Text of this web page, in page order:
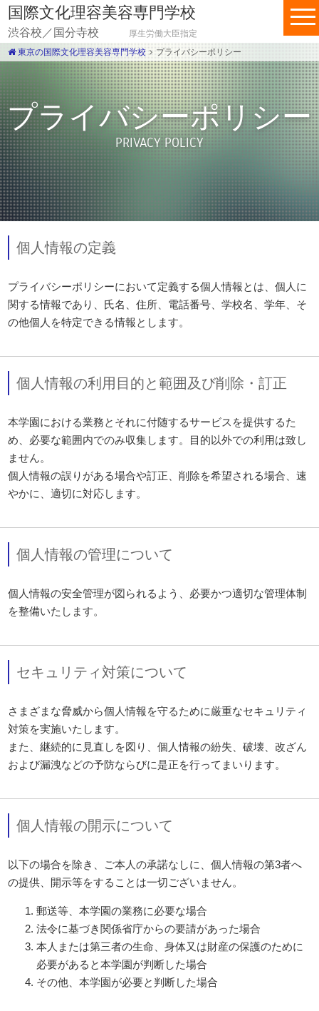
国際文化理容美容専門学校
渋谷校／国分寺校
厚生労働大臣指定
東京の国際文化理容美容専門学校
プライバシーポリシー
プライバシーポリシー
PRIVACY POLICY
個人情報の定義
プライバシーポリシーにおいて定義する個人情報とは、個人に
関する情報であり、氏名、住所、電話番号、学校名、学年、そ
の他個人を特定できる情報とします。
個人情報の利用目的と範囲及び削除・訂正
本学園における業務とそれに付随するサービスを提供するた
め、必要な範囲内でのみ収集します。目的以外での利用は致し
ません。
個人情報の誤りがある場合や訂正、削除を希望される場合、速
やかに、適切に対応します。
個人情報の管理について
個人情報の安全管理が図られるよう、必要かつ適切な管理体制
を整備いたします。
セキュリティ対策について
さまざまな脅威から個人情報を守るために厳重なセキュリティ
対策を実施いたします。
また、継続的に見直しを図り、個人情報の紛失、破壊、改ざん
および漏洩などの予防ならびに是正を行ってまいります。
個人情報の開示について
以下の場合を除き、ご本人の承諾なしに、個人情報の第3者へ
の提供、開示等をすることは一切ございません。
郵送等、本学園の業務に必要な場合
法令に基づき関係省庁からの要請があった場合
本人または第三者の生命、身体又は財産の保護のために
必要があると本学園が判断した場合
その他、本学園が必要と判断した場合